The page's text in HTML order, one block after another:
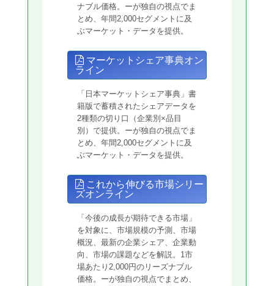
ナブル価格。ーが独自の視点でま
とめ、年間2,000セグメントに及
ぶマーケット・データを提供。
マーケットシェア事典オン
ライン
「日本マーケットシェア事典」書
籍版で蓄積されたシェアデータを
2種類の切り口（企業別×品目
別）で提供。ーが独自の視点でま
とめ、年間2,000セグメントに及
ぶマーケット・データを提供。
これから伸びる市場シリー
ズオンライン
「今後の成長が期待できる市場」
を対象に、市場規模の予測、市場
概況、最新の企業シェア、企業動
向、市場の課題などを解説。1市
場あたり2,000円のリーズナブル
価格。ーが独自の視点でまとめ、